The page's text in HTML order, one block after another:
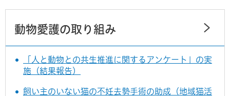
動物愛護の取り組み
「人と動物との共生推進に関するアンケート」の実
施（結果報告）
飼い主のいない猫の不妊去勢手術の助成（地域猫活